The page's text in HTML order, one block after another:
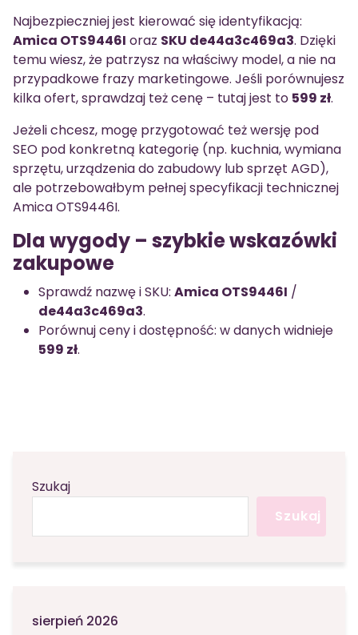
Najbezpieczniej jest kierować się identyfikacją:
Amica OTS9446I oraz SKU de44a3c469a3. Dzięki
temu wiesz, że patrzysz na właściwy model, a nie na
przypadkowe frazy marketingowe. Jeśli porównujesz
kilka ofert, sprawdzaj też cenę – tutaj jest to 599 zł.
Jeżeli chcesz, mogę przygotować też wersję pod
SEO pod konkretną kategorię (np. kuchnia, wymiana
sprzętu, urządzenia do zabudowy lub sprzęt AGD),
ale potrzebowałbym pełnej specyfikacji technicznej
Amica OTS9446I.
Dla wygody – szybkie wskazówki
zakupowe
Sprawdź nazwę i SKU: Amica OTS9446I /
de44a3c469a3.
Porównuj ceny i dostępność: w danych widnieje
599 zł.
Szukaj
Szukaj
sierpień 2026